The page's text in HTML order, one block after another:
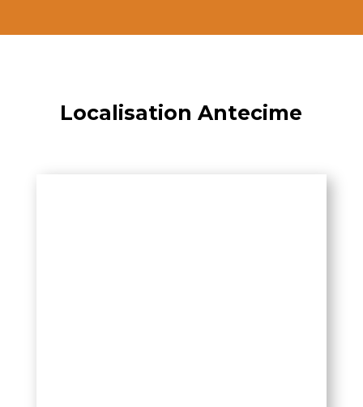
Localisation Antecime